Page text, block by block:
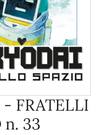
FRATELLI
n. 33